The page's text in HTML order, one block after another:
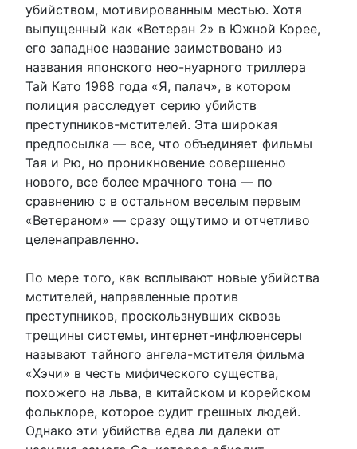
убийством, мотивированным местью. Хотя
выпущенный как «Ветеран 2» в Южной Корее,
его западное название заимствовано из
названия японского нео-нуарного триллера
Тай Като 1968 года «Я, палач», в котором
полиция расследует серию убийств
преступников-мстителей. Эта широкая
предпосылка — все, что объединяет фильмы
Тая и Рю, но проникновение совершенно
нового, все более мрачного тона — по
сравнению с в остальном веселым первым
«Ветераном» — сразу ощутимо и отчетливо
целенаправленно.
По мере того, как всплывают новые убийства
мстителей, направленные против
преступников, проскользнувших сквозь
трещины системы, интернет-инфлюенсеры
называют тайного ангела-мстителя фильма
«Хэчи» в честь мифического существа,
похожего на льва, в китайском и корейском
фольклоре, которое судит грешных людей.
Однако эти убийства едва ли далеки от